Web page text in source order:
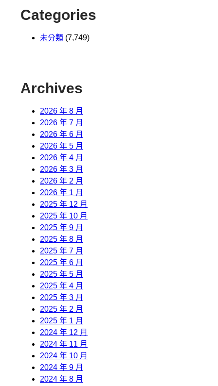
Categories
未分類 (7,749)
Archives
2026 年 8 月
2026 年 7 月
2026 年 6 月
2026 年 5 月
2026 年 4 月
2026 年 3 月
2026 年 2 月
2026 年 1 月
2025 年 12 月
2025 年 10 月
2025 年 9 月
2025 年 8 月
2025 年 7 月
2025 年 6 月
2025 年 5 月
2025 年 4 月
2025 年 3 月
2025 年 2 月
2025 年 1 月
2024 年 12 月
2024 年 11 月
2024 年 10 月
2024 年 9 月
2024 年 8 月